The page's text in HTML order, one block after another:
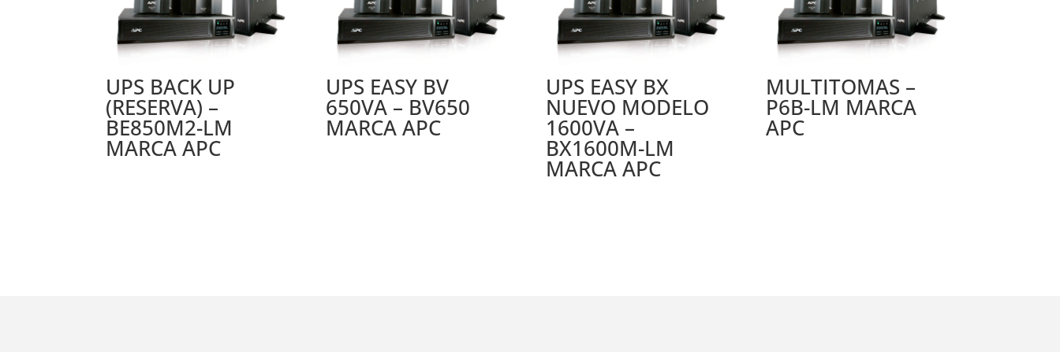
UPS BACK UP
(RESERVA) –
BE850M2-LM
MARCA APC
UPS EASY BV
650VA – BV650
MARCA APC
UPS EASY BX
NUEVO MODELO
1600VA –
BX1600M-LM
MARCA APC
MULTITOMAS –
P6B-LM MARCA
APC